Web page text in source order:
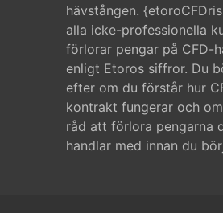
hävstången.
alla icke-professionella
förlorar pengar på CFD-
enligt Etoros siffror. Du
efter om du förstår hur
kontrakt fungerar och
råd att förlora pengarna
handlar med innan du